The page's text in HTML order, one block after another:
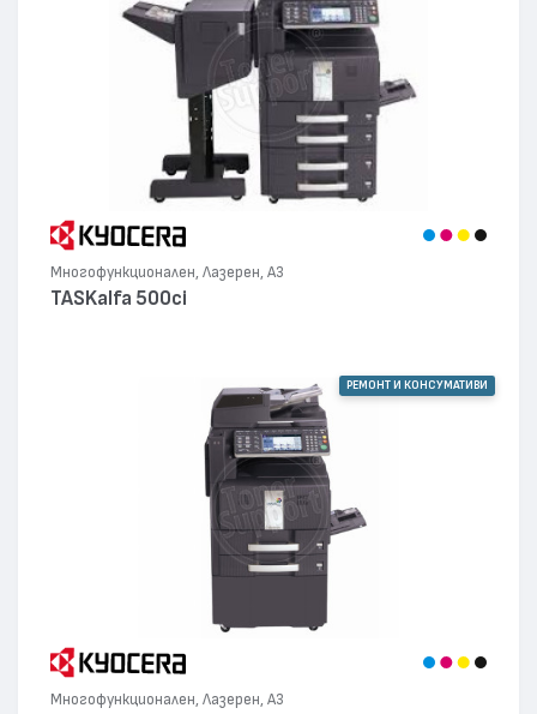
Многофункционален, Лазерен, А3
TASKalfa 500ci
РЕМОНТ И КОНСУМАТИВИ
Многофункционален, Лазерен, А3